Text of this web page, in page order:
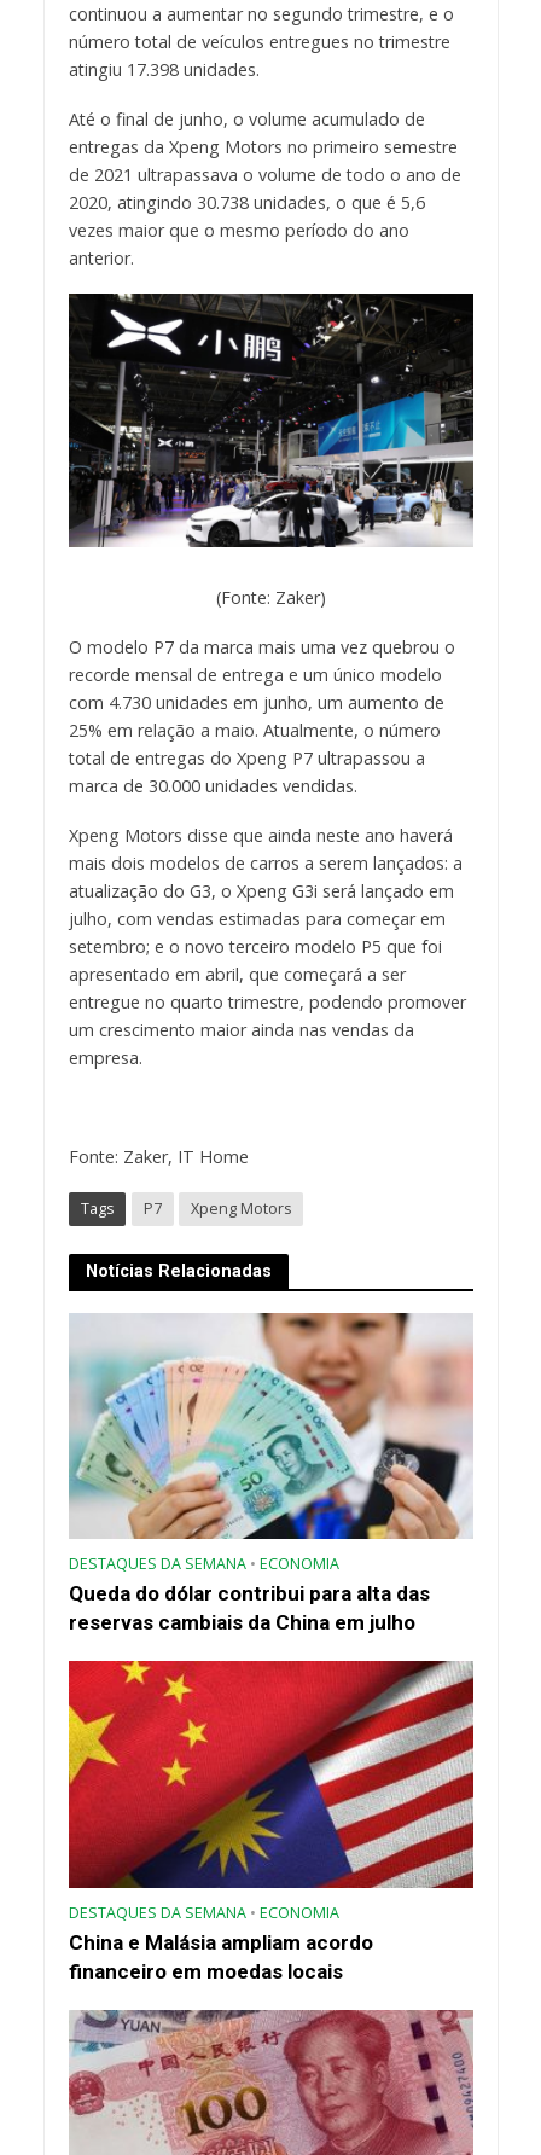
continuou a aumentar no segundo trimestre, e o
número total de veículos entregues no trimestre
atingiu 17.398 unidades.
Até o final de junho, o volume acumulado de
entregas da Xpeng Motors no primeiro semestre
de 2021 ultrapassava o volume de todo o ano de
2020, atingindo 30.738 unidades, o que é 5,6
vezes maior que o mesmo período do ano
anterior.
(Fonte: Zaker)
O modelo P7 da marca mais uma vez quebrou o
recorde mensal de entrega e um único modelo
com 4.730 unidades em junho, um aumento de
25% em relação a maio. Atualmente, o número
total de entregas do Xpeng P7 ultrapassou a
marca de 30.000 unidades vendidas.
Xpeng Motors disse que ainda neste ano haverá
mais dois modelos de carros a serem lançados: a
atualização do G3, o Xpeng G3i será lançado em
julho, com vendas estimadas para começar em
setembro; e o novo terceiro modelo P5 que foi
apresentado em abril, que começará a ser
entregue no quarto trimestre, podendo promover
um crescimento maior ainda nas vendas da
empresa.
Fonte: Zaker, IT Home
Tags P7 Xpeng Motors
Notícias Relacionadas
DESTAQUES DA SEMANA • ECONOMIA
Queda do dólar contribui para alta das
reservas cambiais da China em julho
DESTAQUES DA SEMANA • ECONOMIA
China e Malásia ampliam acordo
financeiro em moedas locais